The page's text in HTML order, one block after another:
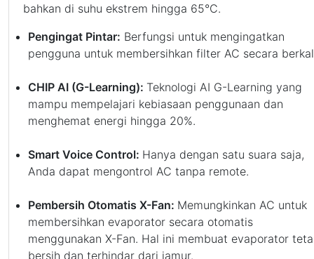
bahkan di suhu ekstrem hingga 65°C.
Pengingat Pintar: Berfungsi untuk mengingatkan
pengguna untuk membersihkan filter AC secara
CHIP AI (G-Learning): Teknologi AI G-Learning yang
mampu mempelajari kebiasaan penggunaan dan
menghemat energi hingga 20%.
Smart Voice Control: Hanya dengan satu suara saja,
Anda dapat mengontrol AC tanpa remote.
Pembersih Otomatis X-Fan: Memungkinkan AC untuk
membersihkan evaporator secara otomatis
menggunakan X-Fan. Hal ini membuat evaporator
bersih dan terhindar dari jamur.